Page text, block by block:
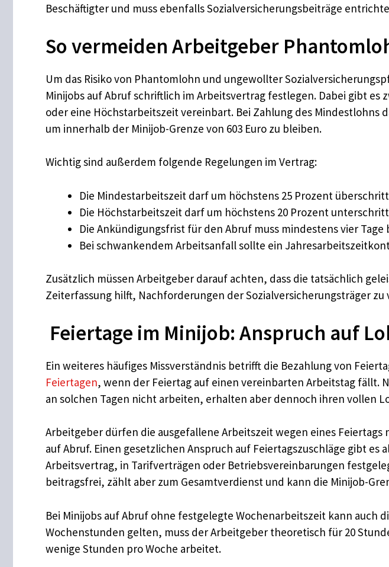
Beschäftigter und muss ebenfalls Sozialversicherungsbeiträge
So vermeiden Arbeitgeber
Um das Risiko von Phantomlohn und ungewollter
Minijobs auf Abruf schriftlich im Arbeitsvertrag festlegen. Dabei gibt
oder eine Höchstarbeitszeit vereinbart. Bei Zahlung des
um innerhalb der Minijob-Grenze von 603 Euro zu bleiben.
Wichtig sind außerdem folgende Regelungen im Vertrag:
Die Mindestarbeitszeit darf um höchstens 25 Prozent
Die Höchstarbeitszeit darf um höchstens 20 Prozent
Die Ankündigungsfrist für den Abruf muss mindestens vier
Bei schwankendem Arbeitsanfall sollte ein
Zusätzlich müssen Arbeitgeber darauf achten, dass die tatsächlich
Zeiterfassung hilft, Nachforderungen der Sozialversicherungsträger zu
Feiertage im Minijob: Anspruch auf
Ein weiteres häufiges Missverständnis betrifft die Bezahlung von
Feiertagen, wenn der Feiertag auf einen vereinbarten Arbeitstag fällt.
an solchen Tagen nicht arbeiten, erhalten aber dennoch ihren vollen
Arbeitgeber dürfen die ausgefallene Arbeitszeit wegen eines
auf Abruf. Einen gesetzlichen Anspruch auf Feiertagszuschläge gibt
Arbeitsvertrag, in Tarifverträgen oder Betriebsvereinbarungen
beitragsfrei, zählt aber zum Gesamtverdienst und kann die Minijob-
Bei Minijobs auf Abruf ohne festgelegte Wochenarbeitszeit kann auch
Wochenstunden gelten, muss der Arbeitgeber theoretisch für 20
wenige Stunden pro Woche arbeitet.